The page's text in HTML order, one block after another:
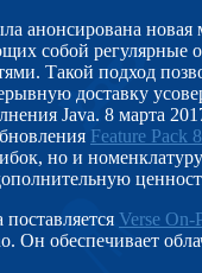
анонсирована новая
собой регулярные
Такой подход
доставку
Java. 8 марта
Feature Pack 8
но и
Verse On-
Он обеспечивает